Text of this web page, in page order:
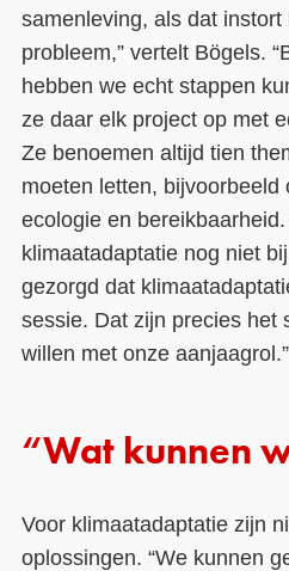
samenleving, als dat
probleem,” vertelt Bögels.
hebben we echt stappen
ze daar elk project op met
Ze benoemen altijd tien
moeten letten, bijvoorbeeld
ecologie en
klimaatadaptatie nog niet
gezorgd dat
sessie. Dat zijn precies het
willen met onze aanjaagrol.”
“Wat kunnen
Voor klimaatadaptatie zijn
oplossingen. “We kunnen